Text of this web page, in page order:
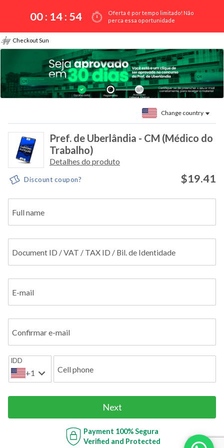
00 : 14: 54
Oferta é por tempo limitado! Não
perca essa oportunidade
Checkout Sun
Change country
Pref. de Uberlândia - CM (Médico do
Trabalho)
Detalhes do produto
Discount coupon? $19.41
Full name
Document ID / VAT / TAX ID / Bil. de Identidade
E-mail
Confirmar e-mail
IDD
+1 Cell phone
Next
Payment 100% Segura
Verified and Protected